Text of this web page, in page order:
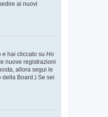
ai nuovi
e hai cliccato su Ho
nuove registrazioni
allora segui le
della Board.) Se sei